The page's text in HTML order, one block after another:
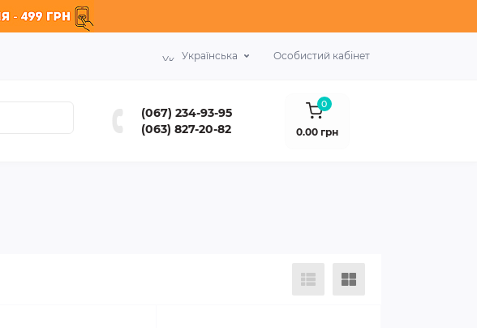
Українська Особистий кабінет
(067) 234-93-95
(063) 827-20-82
0
0.00 грн